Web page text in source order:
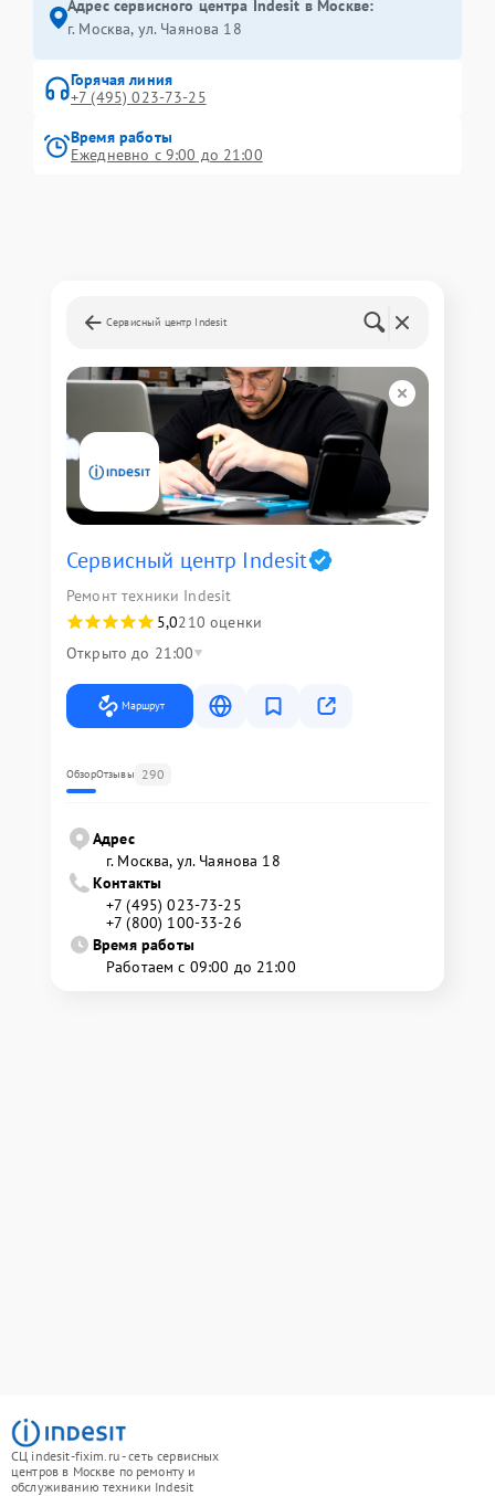
Адрес сервисного центра Indesit в Москве:
г. Москва, ул. Чаянова 18
Горячая линия
+7 (495) 023-73-25
Время работы
Ежедневно с 9:00 до 21:00
Сервисный центр Indesit
Сервисный центр Indesit
Ремонт техники Indesit
5,0210 оценки
Открыто до 21:00
Маршрут
ОбзорОтзывы 290
Адрес
г. Москва, ул. Чаянова 18
Контакты
+7 (495) 023-73-25
+7 (800) 100-33-26
Время работы
Работаем с 09:00 до 21:00
СЦ indesit-fixim.ru - сеть сервисных
центров в Москве по ремонту и
обслуживанию техники Indesit